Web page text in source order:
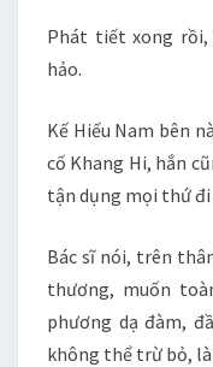
Phát tiết xong rồi,
hảo.
Kế Hiếu Nam bên
cố Khang Hi, hắn
tận dụng mọi thứ đi
Bác sĩ nói, trên
thương, muốn
phương dạ đàm,
không thể trừ bỏ,